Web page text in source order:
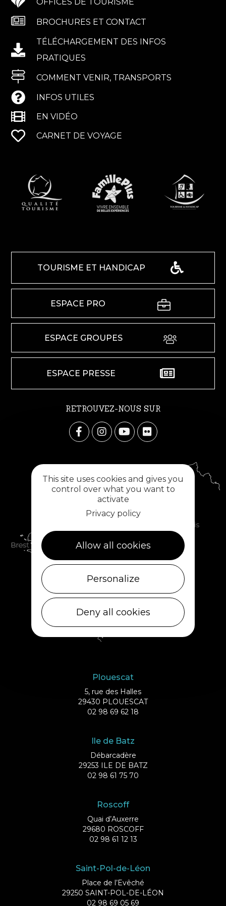
BROCHURES ET CONTACT
TÉLÉCHARGEMENT DES INFOS
PRATIQUES
COMMENT VENIR, TRANSPORTS
INFOS UTILES
EN VIDÉO
CARNET DE VOYAGE
TOURISME ET HANDICAP
ESPACE PRO
ESPACE GROUPES
ESPACE PRESSE
RETROUVEZ-NOUS SUR
Plouescat
5, rue des Halles
29430 PLOUESCAT
02 98 69 62 18
Ile de Batz
Débarcadère
29253 ILE DE BATZ
02 98 61 75 70
Roscoff
Quai d’Auxerre
29680 ROSCOFF
02 98 61 12 13
Saint-Pol-de-Léon
Place de l’Evêché
29250 SAINT-POL-DE-LÉON
02 98 69 05 69
This site uses cookies and gives you
control over what you want to
activate
Privacy policy
Allow all cookies
Personalize
Deny all cookies